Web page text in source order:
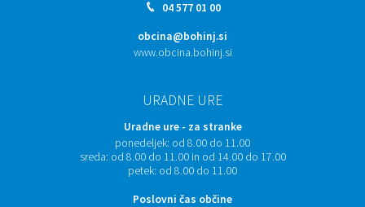
04 577 01 00
obcina@bohinj.si
www.obcina.bohinj.si
URADNE URE
Uradne ure - za stranke
ponedeljek: od 8.00 do 11.00
sreda: od 8.00 do 11.00 in od 14.00 do 17.00
petek: od 8.00 do 11.00
Poslovni čas občine